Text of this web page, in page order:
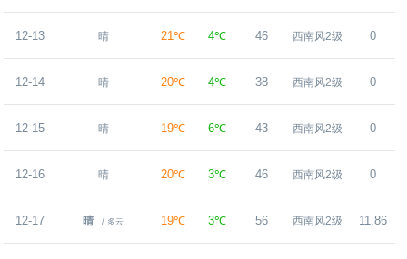
12-13 晴 21℃ 4℃ 46 西南风2级 0
12-14 晴 20℃ 4℃ 38 西南风2级 0
12-15 晴 19℃ 6℃ 43 西南风2级 0
12-16 晴 20℃ 3℃ 46 西南风2级 0
12-17 晴 / 多云 19℃ 3℃ 56 西南风2级 11.86